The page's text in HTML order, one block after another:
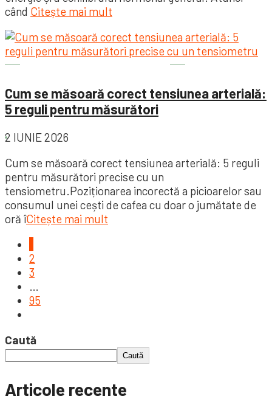
când Citește mai mult
Cum se măsoară corect tensiunea arterială:
5 reguli pentru măsurători
2 IUNIE 2026
Cum se măsoară corect tensiunea arterială: 5 reguli
pentru măsurători precise cu un
tensiometru.Poziționarea incorectă a picioarelor sau
consumul unei cești de cafea cu doar o jumătate de
oră îCitește mai mult
2
3
…
95
Caută
Caută
Articole recente